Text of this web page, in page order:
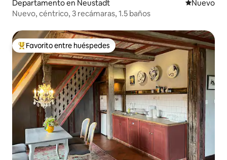
Departamento en Neustadt Nuevo
Nuevo
Nuevo, céntrico, 3 recámaras, 1.5 baños
De los mejores en Favorito entre huéspedes
Favorito entre huéspedes